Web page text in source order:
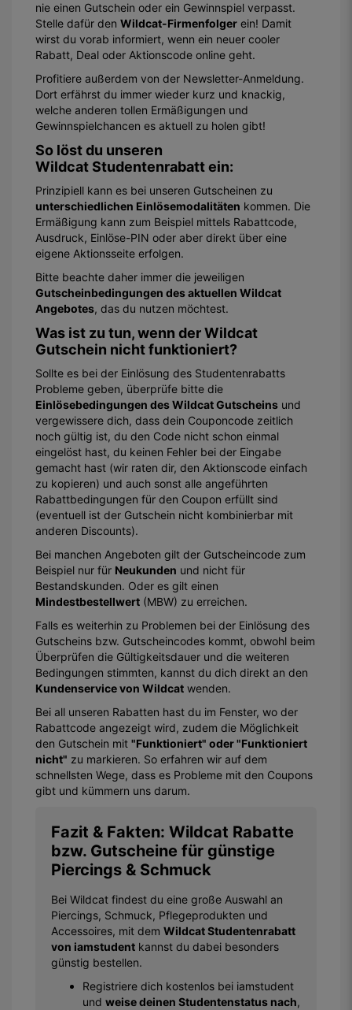
nie einen Gutschein oder ein Gewinnspiel verpasst.
Stelle dafür den Wildcat-Firmenfolger ein! Damit
wirst du vorab informiert, wenn ein neuer cooler
Rabatt, Deal oder Aktionscode online geht.
Profitiere außerdem von der Newsletter-Anmeldung.
Dort erfährst du immer wieder kurz und knackig,
welche anderen tollen Ermäßigungen und
Gewinnspielchancen es aktuell zu holen gibt!
So löst du unseren
Wildcat Studentenrabatt ein:
Prinzipiell kann es bei unseren Gutscheinen zu
unterschiedlichen Einlösemodalitäten kommen. Die
Ermäßigung kann zum Beispiel mittels Rabattcode,
Ausdruck, Einlöse-PIN oder aber direkt über eine
eigene Aktionsseite erfolgen.
Bitte beachte daher immer die jeweiligen
Gutscheinbedingungen des aktuellen Wildcat
Angebotes, das du nutzen möchtest.
Was ist zu tun, wenn der Wildcat
Gutschein nicht funktioniert?
Sollte es bei der Einlösung des Studentenrabatts
Probleme geben, überprüfe bitte die
Einlösebedingungen des Wildcat Gutscheins und
vergewissere dich, dass dein Couponcode zeitlich
noch gültig ist, du den Code nicht schon einmal
eingelöst hast, du keinen Fehler bei der Eingabe
gemacht hast (wir raten dir, den Aktionscode einfach
zu kopieren) und auch sonst alle angeführten
Rabattbedingungen für den Coupon erfüllt sind
(eventuell ist der Gutschein nicht kombinierbar mit
anderen Discounts).
Bei manchen Angeboten gilt der Gutscheincode zum
Beispiel nur für Neukunden und nicht für
Bestandskunden. Oder es gilt einen
Mindestbestellwert (MBW) zu erreichen.
Falls es weiterhin zu Problemen bei der Einlösung des
Gutscheins bzw. Gutscheincodes kommt, obwohl beim
Überprüfen die Gültigkeitsdauer und die weiteren
Bedingungen stimmten, kannst du dich direkt an den
Kundenservice von Wildcat wenden.
Bei all unseren Rabatten hast du im Fenster, wo der
Rabattcode angezeigt wird, zudem die Möglichkeit
den Gutschein mit "Funktioniert" oder "Funktioniert
nicht" zu markieren. So erfahren wir auf dem
schnellsten Wege, dass es Probleme mit den Coupons
gibt und kümmern uns darum.
Fazit & Fakten: Wildcat Rabatte
bzw. Gutscheine für günstige
Piercings & Schmuck
Bei Wildcat findest du eine große Auswahl an
Piercings, Schmuck, Pflegeprodukten und
Accessoires, mit dem Wildcat Studentenrabatt
von iamstudent kannst du dabei besonders
günstig bestellen.
Registriere dich kostenlos bei iamstudent
und weise deinen Studentenstatus nach,